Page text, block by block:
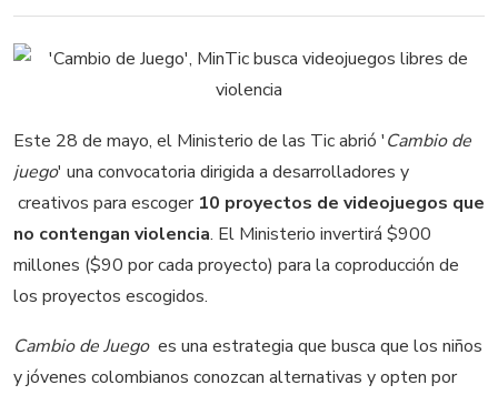
Este 28 de mayo, el Ministerio de las Tic abrió 'Cambio de
juego' una convocatoria dirigida a desarrolladores y
creativos para escoger 10 proyectos de videojuegos que
no contengan violencia. El Ministerio invertirá $900
millones ($90 por cada proyecto) para la coproducción de
los proyectos escogidos.
Cambio de Juego es una estrategia que busca que los niños
y jóvenes colombianos conozcan alternativas y opten por